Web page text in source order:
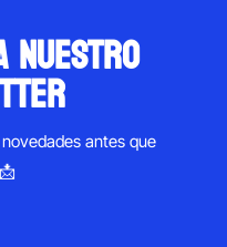
nuestro
antes que